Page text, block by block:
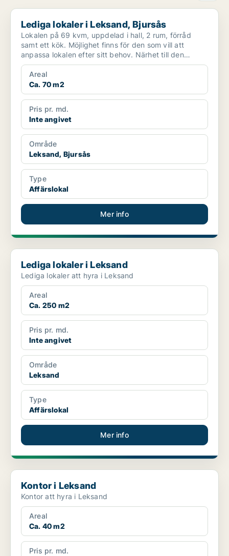
Lediga lokaler i Leksand, Bjursås
Lediga lokaler i Leksand, Bjursås
Lokalen på 69 kvm, uppdelad i hall, 2 rum, förråd
samt ett kök. Möjlighet finns för den som vill att
anpassa lokalen efter sitt behov. Närhet till den
vack...
Areal
Ca. 70 m2
Pris pr. md.
Inte angivet
Område
Leksand, Bjursås
Type
Affärslokal
Mer info
Lediga lokaler i Leksand
Lediga lokaler i Leksand
Lediga lokaler att hyra i Leksand
Areal
Ca. 250 m2
Pris pr. md.
Inte angivet
Område
Leksand
Type
Affärslokal
Mer info
Kontor i Leksand
Kontor i Leksand
Kontor att hyra i Leksand
Areal
Ca. 40 m2
Pris pr. md.